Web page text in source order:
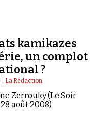
kamikazes
un complot
?
La Rédaction
Zerrouky (Le Soir
août 2008)